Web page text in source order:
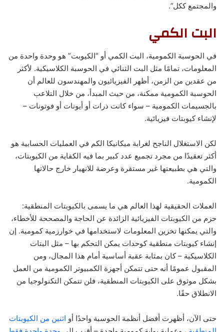
والمجتمع ككل”.
البت الكمي
في الحوسبة الكمومية، البت الكمي أو “الكيوبت” هو وحدة واحدة من
المعلومات، تمامًا مثل البت الثنائي في الحوسبة الكلاسيكية. لأكثر
من عقدين من الزمن، أظهر الفيزيائيون والمهندسون للعالم أن
الحوسبة الكمومية ممكنة، من حيث المبدأ، من خلال التلاعب
بالجسيمات الكمومية – سواء كانت ذرات أو أيونات أو فوتونات –
لإنشاء كيوبتات فيزيائية.
لكن الاستغلال الناجح لغرابة ميكانيكا الكم في العمليات الحسابية هو
أكثر تعقيدًا من مجرد تجميع عدد كبير بما فيه الكفاية من الكيوبتات،
والتي هي بطبيعتها غير مستقرة وعرضة للانهيار خارج حالاتها
الكمومية.
العملات الحقيقية لهذا العالم هي ما يسمى بالكيوبتات المنطقية:
حزم من الكيوبتات الفيزيائية الزائدة عن الحاجة والمصححة للأخطاء،
والتي يمكنها تخزين المعلومات لاستخدامها في خوارزمية كمومية. إن
إنشاء كيوبتات منطقية كوحدات يمكن التحكم بها – مثل البتات
الكلاسيكية – كان بمثابة عقبة أساسية أمام هذا المجال، ومن
المقبول عمومًا أنه حتى تتمكن أجهزة الكمبيوتر الكمومية من العمل
بشكل موثوق على الكيوبتات المنطقية، فلن تتمكن التكنولوجيا من
الانطلاق حقًا.
حتى الآن، أظهرت أفضل أنظمة الحوسبة واحدًا أو اثنين من الكيوبتات